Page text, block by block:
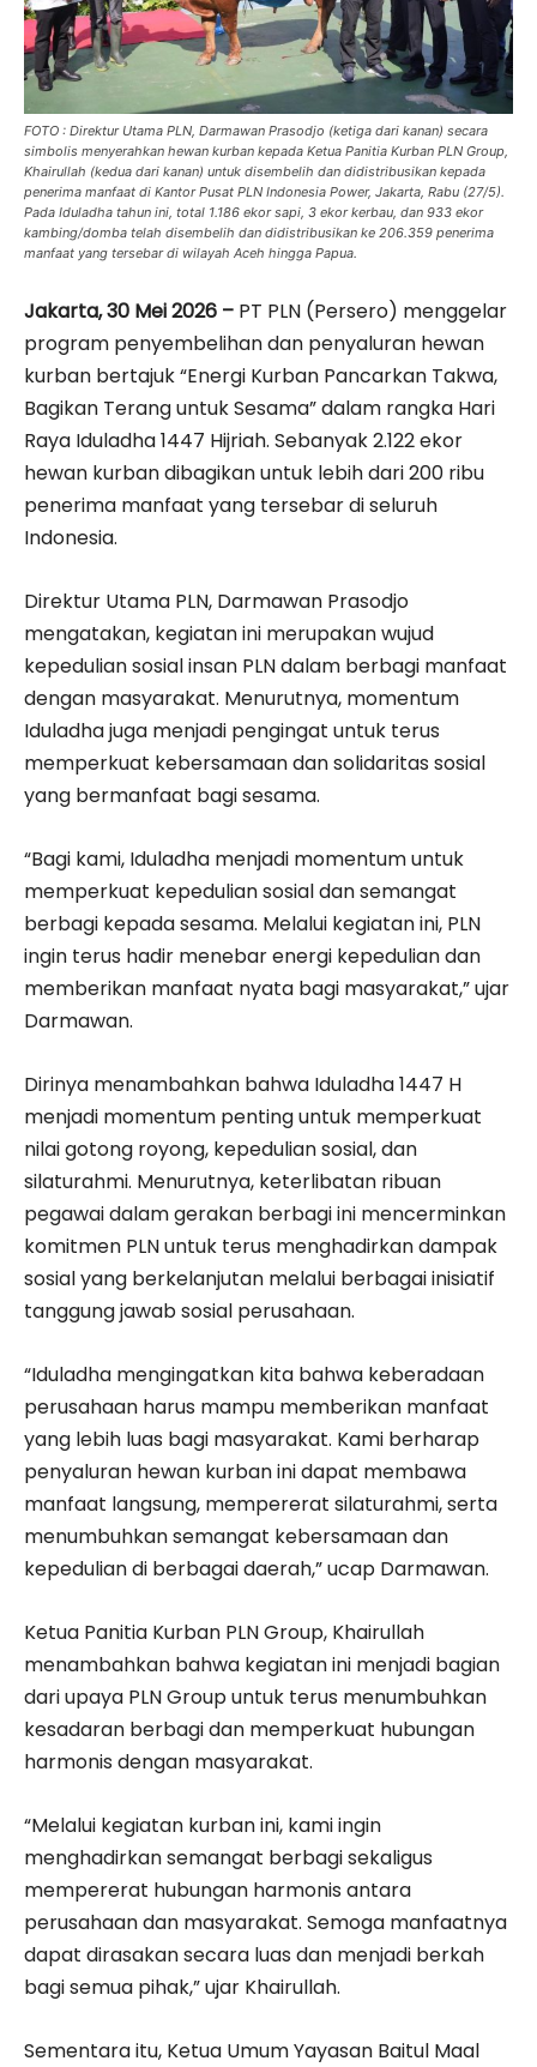
FOTO : Direktur Utama PLN, Darmawan Prasodjo (ketiga dari kanan) secara
simbolis menyerahkan hewan kurban kepada Ketua Panitia Kurban PLN Group,
Khairullah (kedua dari kanan) untuk disembelih dan didistribusikan kepada
penerima manfaat di Kantor Pusat PLN Indonesia Power, Jakarta, Rabu (27/5).
Pada Iduladha tahun ini, total 1.186 ekor sapi, 3 ekor kerbau, dan 933 ekor
kambing/domba telah disembelih dan didistribusikan ke 206.359 penerima
manfaat yang tersebar di wilayah Aceh hingga Papua.
Jakarta, 30 Mei 2026 – PT PLN (Persero) menggelar
program penyembelihan dan penyaluran hewan
kurban bertajuk “Energi Kurban Pancarkan Takwa,
Bagikan Terang untuk Sesama” dalam rangka Hari
Raya Iduladha 1447 Hijriah. Sebanyak 2.122 ekor
hewan kurban dibagikan untuk lebih dari 200 ribu
penerima manfaat yang tersebar di seluruh
Indonesia.
Direktur Utama PLN, Darmawan Prasodjo
mengatakan, kegiatan ini merupakan wujud
kepedulian sosial insan PLN dalam berbagi manfaat
dengan masyarakat. Menurutnya, momentum
Iduladha juga menjadi pengingat untuk terus
memperkuat kebersamaan dan solidaritas sosial
yang bermanfaat bagi sesama.
“Bagi kami, Iduladha menjadi momentum untuk
memperkuat kepedulian sosial dan semangat
berbagi kepada sesama. Melalui kegiatan ini, PLN
ingin terus hadir menebar energi kepedulian dan
memberikan manfaat nyata bagi masyarakat,” ujar
Darmawan.
Dirinya menambahkan bahwa Iduladha 1447 H
menjadi momentum penting untuk memperkuat
nilai gotong royong, kepedulian sosial, dan
silaturahmi. Menurutnya, keterlibatan ribuan
pegawai dalam gerakan berbagi ini mencerminkan
komitmen PLN untuk terus menghadirkan dampak
sosial yang berkelanjutan melalui berbagai inisiatif
tanggung jawab sosial perusahaan.
“Iduladha mengingatkan kita bahwa keberadaan
perusahaan harus mampu memberikan manfaat
yang lebih luas bagi masyarakat. Kami berharap
penyaluran hewan kurban ini dapat membawa
manfaat langsung, mempererat silaturahmi, serta
menumbuhkan semangat kebersamaan dan
kepedulian di berbagai daerah,” ucap Darmawan.
Ketua Panitia Kurban PLN Group, Khairullah
menambahkan bahwa kegiatan ini menjadi bagian
dari upaya PLN Group untuk terus menumbuhkan
kesadaran berbagi dan memperkuat hubungan
harmonis dengan masyarakat.
“Melalui kegiatan kurban ini, kami ingin
menghadirkan semangat berbagi sekaligus
mempererat hubungan harmonis antara
perusahaan dan masyarakat. Semoga manfaatnya
dapat dirasakan secara luas dan menjadi berkah
bagi semua pihak,” ujar Khairullah.
Sementara itu, Ketua Umum Yayasan Baitul Maal